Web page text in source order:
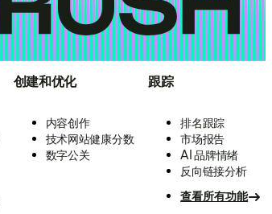
创建和优化
内容创作
技术网站健康分数
数字公关
跟踪
排名跟踪
市场报告
AI 品牌情绪
反向链接分析
查看所有功能